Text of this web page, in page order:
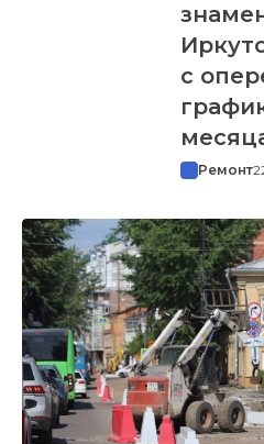
с
Ремонт